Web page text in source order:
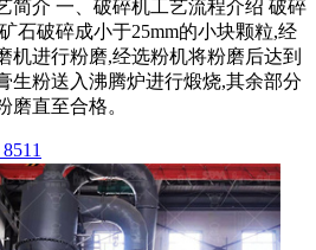
简介 一、破碎机工艺流程介绍 破碎
石破碎成小于25mm的小块颗粒,经
机进行粉磨,经选粉机将粉磨后达到
生粉送入沸腾炉进行煅烧,其余部分
磨直至合格。